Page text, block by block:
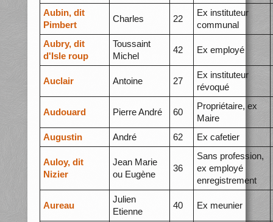
Aubin, dit
Pimbert
Charles 22
Ex instituteur
communal
Aubry, dit
d'Isle roup
Toussaint
Michel
42 Ex employé
Auclair Antoine 27
Ex instituteur
révoqué
Audouard Pierre André 60
Propriétaire, ex
Maire
Augustin
André 62 Ex cafetier
Auloy, dit
Nizier
Jean Marie
ou Eugène
36
Sans profession,
ex employé
enregistrement
Aureau
Julien
Etienne
40 Ex meunier